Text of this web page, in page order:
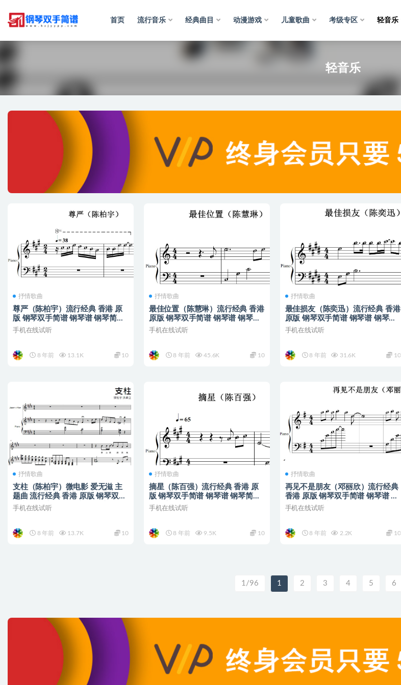
首页 流行音乐 经典曲目 动漫游戏 儿童歌曲 考级专区 轻音乐
轻音乐
抒情歌曲
尊严（陈柏宇）流行经典 香港 原
版 钢琴双手简谱 钢琴谱 钢琴简谱
简五谱
手机在线试听
8 年前 13.1K 10
抒情歌曲
最佳位置（陈慧琳）流行经典 香港
原版 钢琴双手简谱 钢琴谱 钢琴简
谱 简五谱
手机在线试听
8 年前 45.6K 10
抒情歌曲
最佳损友（陈奕迅）流行经典 香港
原版 钢琴双手简谱 钢琴谱 钢琴简
谱 简五谱
手机在线试听
8 年前 31.6K 10
抒情歌曲
支柱（陈柏宇）微电影 爱无滋 主
题曲 流行经典 香港 原版 钢琴双手
简谱 钢琴谱 钢琴简谱 简五谱
手机在线试听
8 年前 13.7K 10
抒情歌曲
摘星（陈百强）流行经典 香港 原
版 钢琴双手简谱 钢琴谱 钢琴简谱
简五谱
手机在线试听
8 年前 9.5K 10
抒情歌曲
再见不是朋友（邓丽欣）流行经典
香港 原版 钢琴双手简谱 钢琴谱 钢
琴简谱 简五谱
手机在线试听
8 年前 2.2K 10
1/96 1 2 3 4 5 6